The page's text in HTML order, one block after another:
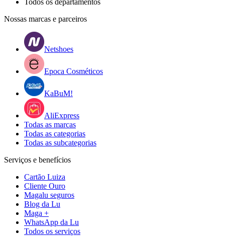
Nossas marcas e parceiros
Netshoes
Epoca Cosméticos
KaBuM!
AliExpress
Todas as marcas
Todas as categorias
Todas as subcategorias
Serviços e benefícios
Cartão Luiza
Cliente Ouro
Magalu seguros
Blog da Lu
Maga +
WhatsApp da Lu
Todos os serviços